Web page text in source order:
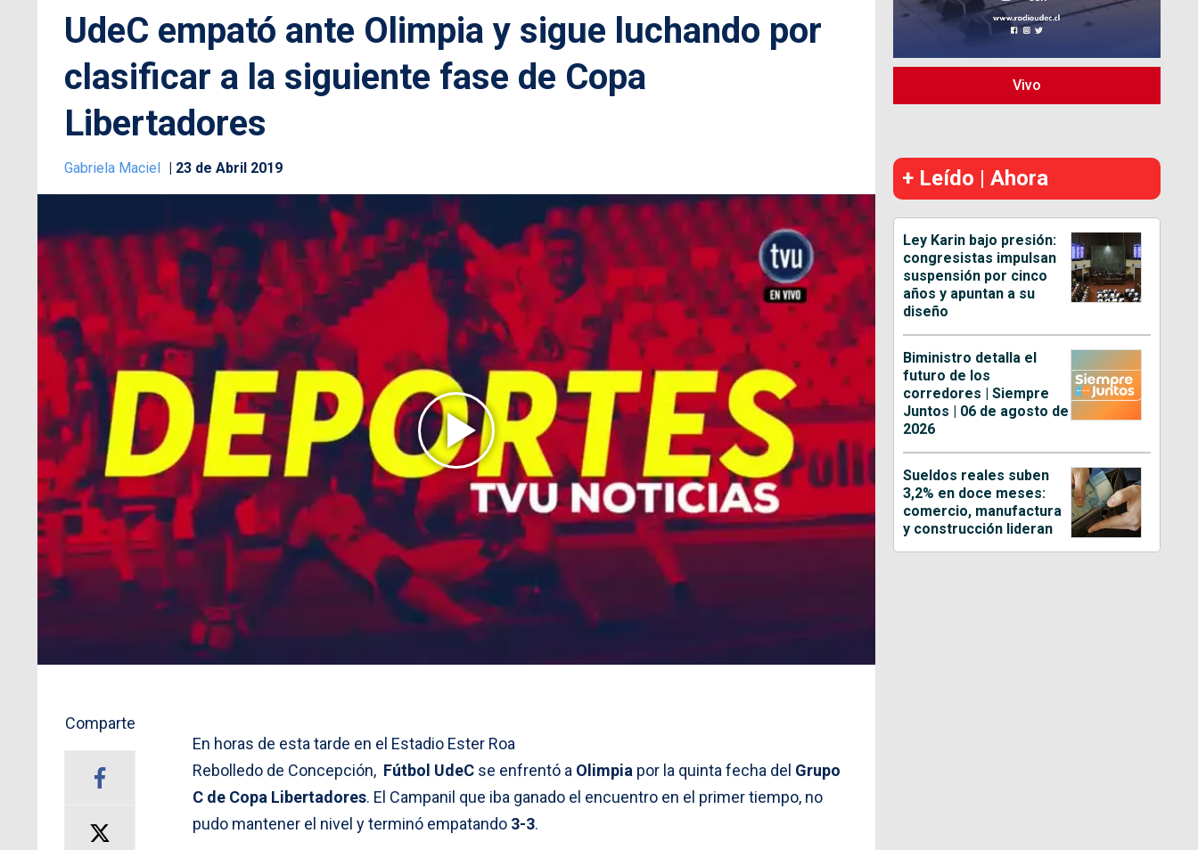
UdeC empató ante Olimpia y sigue luchando por
clasificar a la siguiente fase de Copa
Libertadores
Gabriela Maciel 23 de Abril 2019
Comparte
En horas de esta tarde en el Estadio Ester Roa
Rebolledo de Concepción, Fútbol UdeC se enfrentó a Olimpia por la quinta fecha del Grupo
C de Copa Libertadores. El Campanil que iba ganado el encuentro en el primer tiempo, no
pudo mantener el nivel y terminó empatando 3-3.
Vivo
+ Leído | Ahora
Ley Karin bajo presión:
congresistas impulsan
suspensión por cinco
años y apuntan a su
diseño
Biministro detalla el
futuro de los
corredores | Siempre
Juntos | 06 de agosto de
2026
Sueldos reales suben
3,2% en doce meses:
comercio, manufactura
y construcción lideran